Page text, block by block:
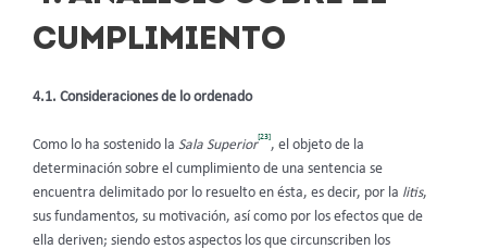
CUMPLIMIENTO
4.1. Consideraciones de lo ordenado
Como lo ha sostenido la Sala Superior
[23]
, el objeto de la
determinación sobre el cumplimiento de una sentencia se
encuentra delimitado por lo resuelto en ésta, es decir, por la litis,
sus fundamentos, su motivación, así como por los efectos que de
ella deriven; siendo estos aspectos los que circunscriben los